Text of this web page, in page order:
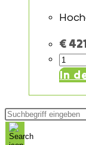
€
für
10
In
Products
search